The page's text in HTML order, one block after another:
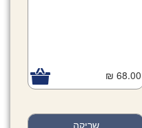
68.00 ₪
שריקה